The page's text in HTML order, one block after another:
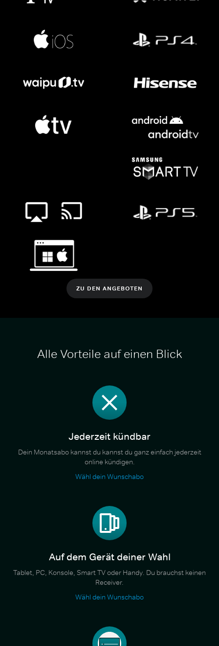
ZU DEN ANGEBOTEN
Alle Vorteile auf einen Blick
Jederzeit kündbar
Dein Monatsabo kannst du kannst du ganz einfach jederzeit
online kündigen.
Wähl dein Wunschabo
Auf dem Gerät deiner Wahl
Tablet, PC, Konsole, Smart TV oder Handy. Du brauchst keinen
Receiver.
Wähl dein Wunschabo